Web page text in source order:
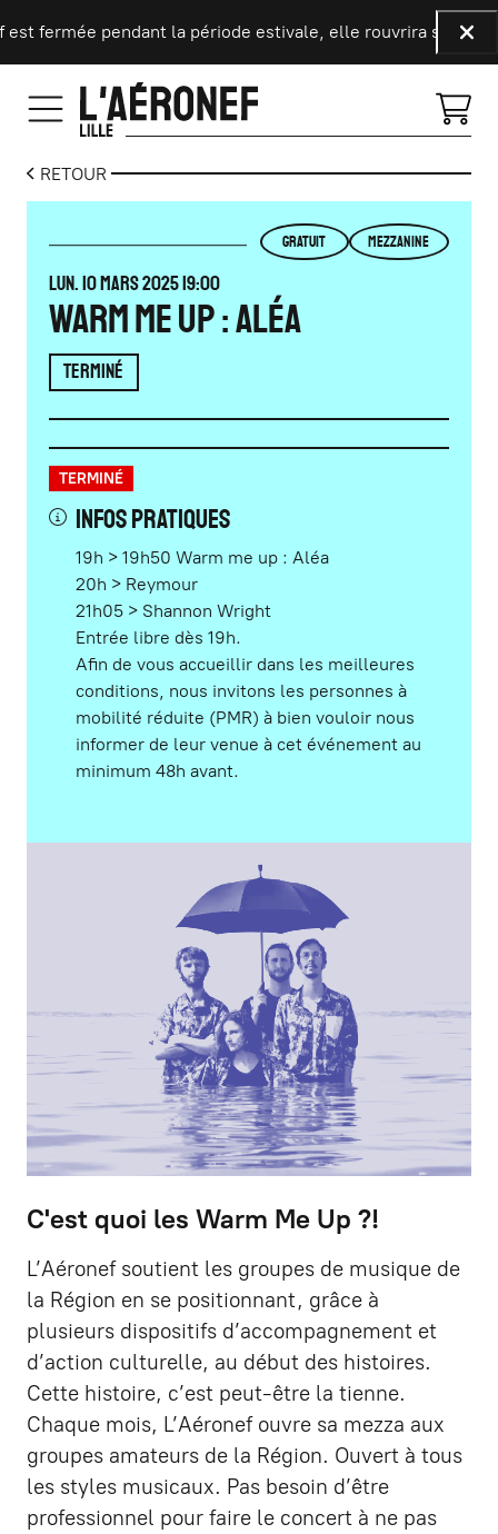
fermée pendant la période estivale, elle rouvrira ses
RETOUR
GRATUIT MEZZANINE
LUNDI
LUN. 10 MARS
MARS2025 19:00
Warm Me Up : Aléa
TERMINÉ
TERMINÉ
INFOS PRATIQUES
19h > 19h50 Warm me up : Aléa
20h > Reymour
21h05 > Shannon Wright
Entrée libre dès 19h.
Afin de vous accueillir dans les meilleures
conditions, nous invitons les personnes à
mobilité réduite (PMR) à bien vouloir nous
informer de leur venue à cet événement au
minimum 48h avant.
C'est quoi les Warm Me Up ?!
L’Aéronef soutient les groupes de musique de
la Région en se positionnant, grâce à
plusieurs dispositifs d’accompagnement et
d’action culturelle, au début des histoires.
Cette histoire, c’est peut-être la tienne.
Chaque mois, L’Aéronef ouvre sa mezza aux
groupes amateurs de la Région. Ouvert à tous
les styles musicaux. Pas besoin d’être
professionnel pour faire le concert à ne pas